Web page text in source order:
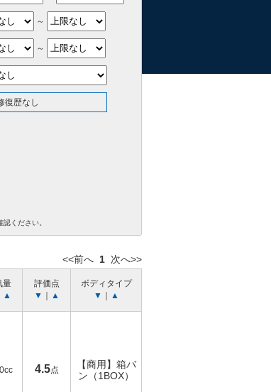
～
～
復歴なし
ください。
<<前へ 1 次へ>>
量
▲
評価点
▼
▲
ボディタイプ
▼
▲
4.5点
【商用】箱バ
ン（1BOX）